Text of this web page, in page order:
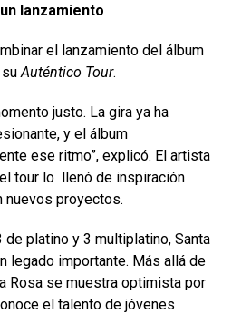
lanzamiento
el lanzamiento del álbum
suAuténtico Tour.
justo. La gira ya ha
y el álbum
ese ritmo”, explicó. El artista
tour lo llenó de inspiración
nuevos proyectos.
platino y 3 multiplatino, Santa
legado importante. Más allá de
Rosa se muestra optimista por
el talento de jóvenes